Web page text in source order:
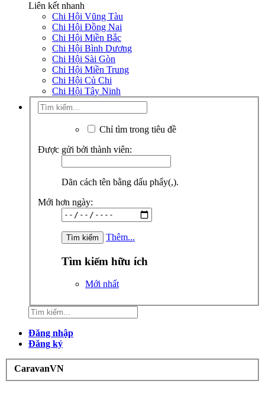
Liên kết nhanh
Chi Hội Vũng Tàu
Chi Hội Đồng Nai
Chi Hội Miền Bắc
Chi Hội Bình Dương
Chi Hội Sài Gòn
Chi Hội Miền Trung
Chi Hội Củ Chi
Chi Hội Tây Ninh
Chỉ tìm trong tiêu đề
Được gửi bởi thành viên:
Dãn cách tên bằng dấu phẩy(,).
Mới hơn ngày:
Thêm...
Tìm kiếm hữu ích
Mới nhất
Đăng nhập
Đăng ký
CaravanVN